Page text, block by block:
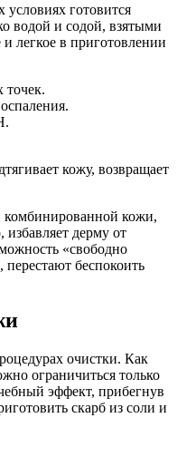
готовится
водой и содой, взятыми
легкое в приготовлении
точек.
кожу, возвращает
кожи,
дерму от
«свободно
беспокоить
очистки. Как
ограничиться только
эффект, прибегнув
скарб из соли и